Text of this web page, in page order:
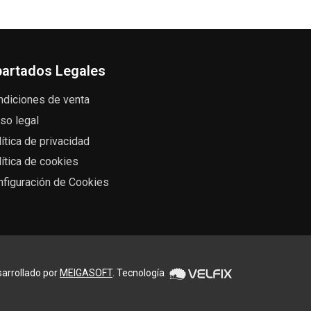
Legales
de venta
legal
de privacidad
de cookies
de Cookies
por MEIGASOFT. Tecnología